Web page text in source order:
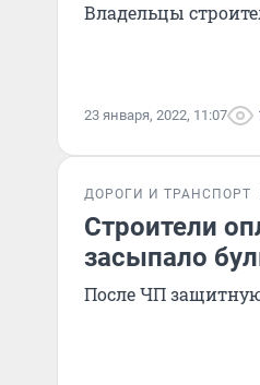
Владельцы
23 января, 2022, 11:07
ДОРОГИ И ТРАНСПОРТ
Строители
засыпало
После ЧП